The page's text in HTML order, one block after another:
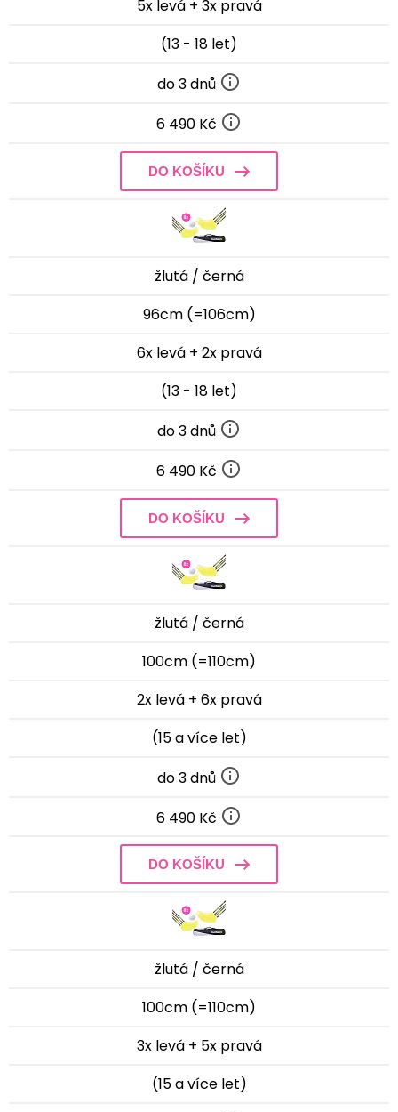
5x levá + 3x pravá
(13 - 18 let)
do 3 dnů
6 490 Kč
DO KOŠÍKU
žlutá / černá
96cm (=106cm)
6x levá + 2x pravá
(13 - 18 let)
do 3 dnů
6 490 Kč
DO KOŠÍKU
žlutá / černá
100cm (=110cm)
2x levá + 6x pravá
(15 a více let)
do 3 dnů
6 490 Kč
DO KOŠÍKU
žlutá / černá
100cm (=110cm)
3x levá + 5x pravá
(15 a více let)